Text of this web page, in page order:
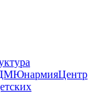
ЮнармияЦентр